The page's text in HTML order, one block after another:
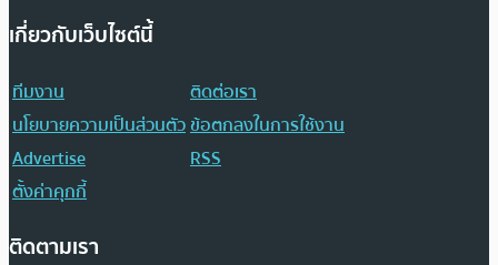
เกี่ยวกับเว็บไซต์นี้
ทีมงาน
ติดต่อเรา
นโยบายความเป็นส่วนตัวข้อตกลงในการใช้งาน
Advertise
RSS
ตั้งค่าคุกกี้
ติดตามเรา